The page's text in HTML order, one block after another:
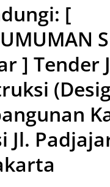
[
] Tender
Jl.